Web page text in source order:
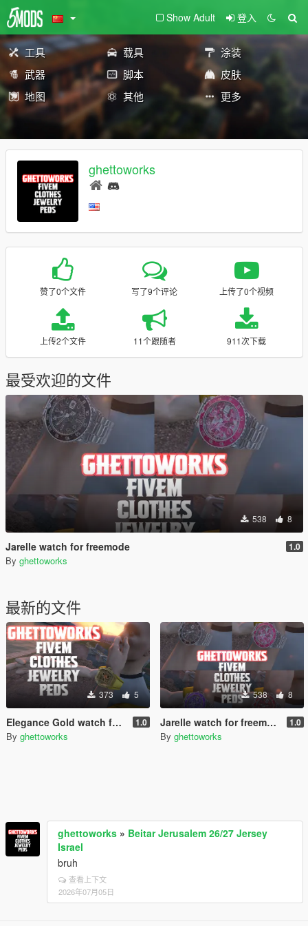
Show Adult 登入
工具 载具
涂装
武器
脚本
皮肤
地图
其他 更多
ghettoworks
赞了0个文件 写了9个评论 上传了0个视频
上传2个文件 11个跟随者 911次下载
最受欢迎的文件
538 8
Jarelle watch for freemode 1.0
By ghettoworks
最新的文件
373 5
Elegance Gold watch for freemode 1.0
By ghettoworks
538 8
Jarelle watch for freemode 1.0
By ghettoworks
ghettoworks » Beitar Jerusalem 26/27 Jersey
Israel
bruh
查看上下文
2026年07月05日